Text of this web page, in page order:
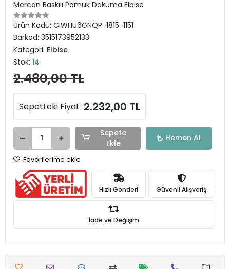
Mercan Baskılı Pamuk Dokuma Elbise
Ürün Kodu: CIWHU6GNQP-1815-1151
Barkod: 3515173952133
Kategori: Elbise
Stok: 14
2.480,00 TL
Sepetteki Fiyat 2.232,00 TL
Sepete
Ekle
Hemen Al
Favorilerime ekle
Hızlı Gönderi Güvenli Alışveriş
İade ve Değişim